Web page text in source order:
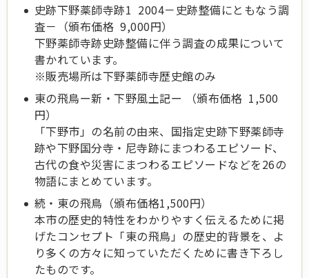
史跡下野薬師寺跡1 2004－史跡整備にともなう調
査－（頒布価格 9,000円）
下野薬師寺跡史跡整備に伴う調査の成果について
書かれています。
※販売場所は下野薬師寺歴史館のみ
東の飛鳥ー新・下野風土記ー （頒布価格 1,500
円）
「下野市」の名前の由来、国指定史跡下野薬師寺
跡や下野国分寺・尼寺跡にまつわるエピソード、
古代の食や災害にまつわるエピソードなどを26の
物語にまとめています。
続・東の飛鳥（頒布価格1,500円）
本市の歴史的特性をわかりやすく伝えるために掲
げたコンセプト「東の飛鳥」の歴史的背景を、よ
り多くの方々に知っていただくために書き下ろし
たものです。